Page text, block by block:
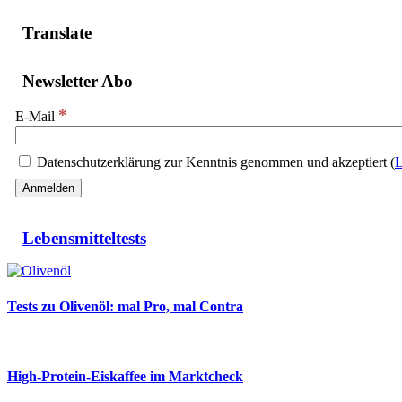
Translate
Newsletter Abo
E-Mail *
Datenschutzerklärung zur Kenntnis genommen und akzeptiert (
Lebensmitteltests
Tests zu Olivenöl: mal Pro, mal Contra
High-Protein-Eiskaffee im Marktcheck